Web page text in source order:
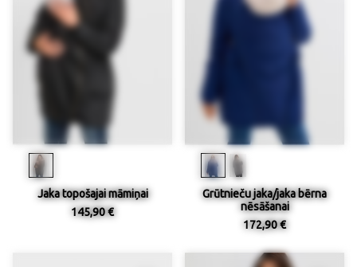
Jaka topošajai māmiņai
145,90 €
Grūtnieču jaka/jaka bērna
nēsāšanai
172,90 €